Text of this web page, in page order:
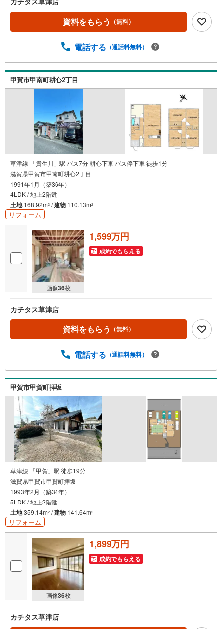
資料をもらう （無料）
電話する （通話料無料）
甲賀市甲南町耕心2丁目
草津線 「貴生川」駅 バス7分 耕心下車 バス停下車 徒歩1分
滋賀県甲賀市甲南町耕心2丁目
1991年1月（築36年）
4LDK / 地上2階建
土地168.92m2 /建物 110.13m2
リフォーム
画像36枚
1,599万円
成約でもらえる
カチタス草津店
資料をもらう （無料）
電話する （通話料無料）
甲賀市甲賀町拝坂
草津線 「甲賀」駅 徒歩19分
滋賀県甲賀市甲賀町拝坂
1993年2月（築34年）
5LDK / 地上2階建
土地359.14m2 /建物 141.64m2
リフォーム
画像36枚
1,899万円
成約でもらえる
カチタス草津店